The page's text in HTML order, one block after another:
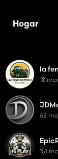
Hogar
la
18
62
151